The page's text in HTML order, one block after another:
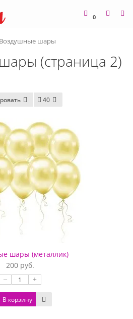
0
Воздушные шары
(страница 2)
40
шары (металлик)
200 руб.
– +
В корзину